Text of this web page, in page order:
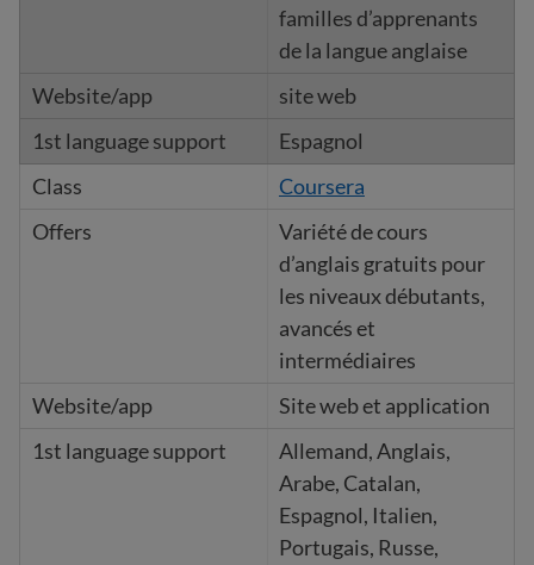
familles d’apprenants
de la langue anglaise
site web
Espagnol
Coursera
Variété de cours
d’anglais gratuits pour
les niveaux débutants,
avancés et
intermédiaires
Site web et application
Allemand, Anglais,
Arabe, Catalan,
Espagnol, Italien,
Portugais, Russe,